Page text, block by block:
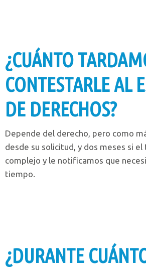
¿CUÁNTO
CONTESTARLE AL
DE DERECHOS?
Depende del derecho, pero como
desde su solicitud, y dos meses si el
complejo y le notificamos que
tiempo.
¿DURANTE